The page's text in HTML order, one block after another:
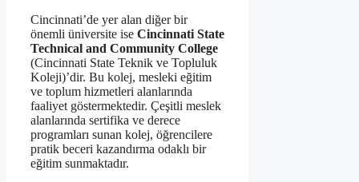
Cincinnati’de yer alan diğer bir
önemli üniversite ise Cincinnati State
Technical and Community College
(Cincinnati State Teknik ve Topluluk
Koleji)’dir. Bu kolej, mesleki eğitim
ve toplum hizmetleri alanlarında
faaliyet göstermektedir. Çeşitli meslek
alanlarında sertifika ve derece
programları sunan kolej, öğrencilere
pratik beceri kazandırma odaklı bir
eğitim sunmaktadır.